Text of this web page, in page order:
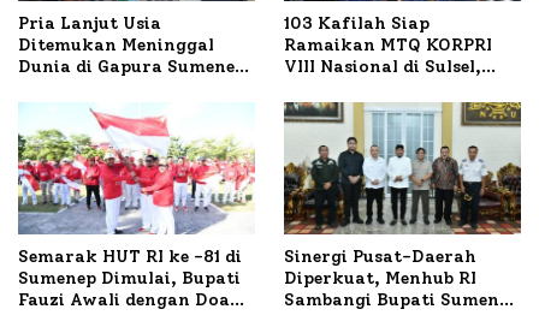
Pria Lanjut Usia
Ditemukan Meninggal
Dunia di Gapura Sumenep,
103 Kafilah Siap
Ramaikan MTQ KORPRI
VIII Nasional di Sulsel,
Semarak HUT RI ke -81 di
Sumenep Dimulai, Bupati
Fauzi Awali dengan Doa
Sinergi Pusat-Daerah
Diperkuat, Menhub RI
Sambangi Bupati Sumenep